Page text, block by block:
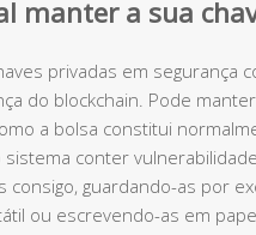
manter a sua
privadas em segurança
do blockchain. Pode
a bolsa constitui
conter
consigo, guardando-as por
ou escrevendo-as em